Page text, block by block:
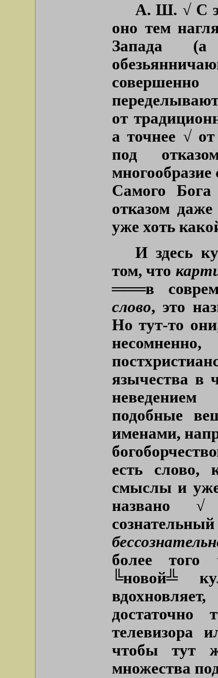
А. Ш. √ С
оно тем
Запада
от
а точнее √
под
Самого
отказом
уже хоть
И здесь
том, что
═══в
слово, это
Но тут-то
язычества в
подобные
именами,
есть слово,
смыслы и
названо √
более
╚новой╩
достаточно
телевизора
чтобы тут
множества